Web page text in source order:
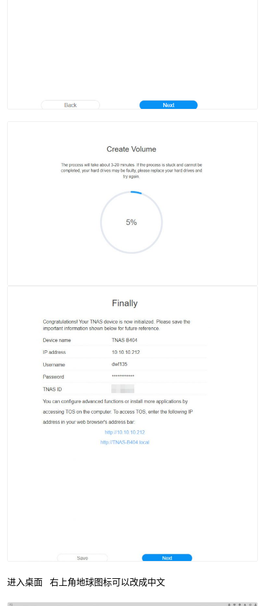
进入桌面 右上角地球图标可以改成中文